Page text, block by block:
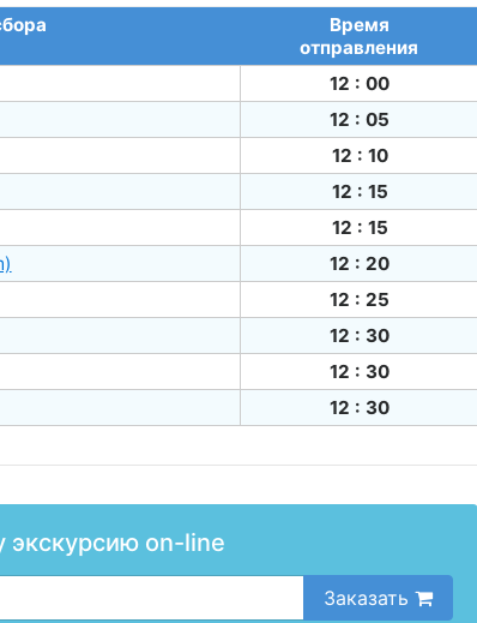
Время
отправления
12 : 00
12 : 05
12 : 10
12 : 15
12 : 15
12 : 20
12 : 25
12 : 30
12 : 30
12 : 30
экскурсию on-line
Заказать